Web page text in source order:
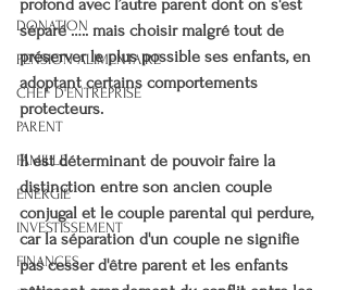
DONATION
PENSION ALIMENTAIRE
CHEF D'ENTREPRISE
PARENT
FAMILLE
ENERGIE
INVESTISSEMENT
FINANCES
profond avec l’autre parent dont on s'est
séparé ….. mais choisir malgré tout de
préserver le plus possible ses enfants, en
adoptant certains comportements
protecteurs.
Il est déterminant de pouvoir faire la
distinction entre son ancien couple
conjugal et le couple parental qui perdure,
car la séparation d'un couple ne signifie
pas cesser d'être parent et les enfants